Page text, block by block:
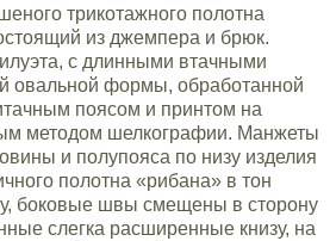
трикотажного полотна
из джемпера и брюк.
с длинными втачными
овальной формы, обработанной
поясом и принтом на
методом шелкографии. Манжеты
и полупояса по низу изделия
полотна «рибана» в тон
боковые швы смещены в сторону
слегка расширенные книзу, на